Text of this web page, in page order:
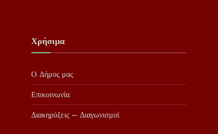
Χρήσιμα
Ο Δήμος μας
Επικοινωνία
Διακηρύξεις – Διαγωνισμοί